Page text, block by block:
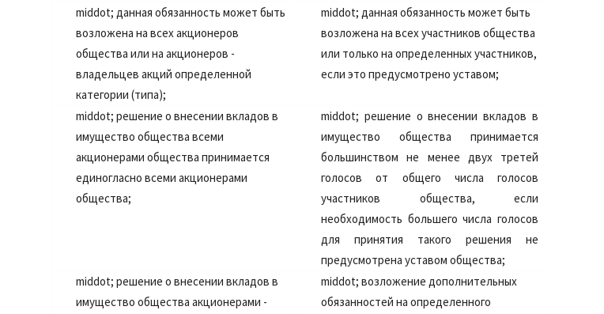
middot;данная обязанность может быть
возложена на всех акционеров
общества или на акционеров -
владельцев акций определенной
категории (типа);
middot;данная обязанность может быть
возложена на всех участников общества
или только на определенных участников,
если это предусмотрено уставом;
middot;решение о внесении вкладов в
имущество общества всеми
акционерами общества принимается
единогласно всеми акционерами
общества;
middot; решение о внесении вкладов в
имущество общества принимается
большинством не менее двух третей
голосов от общего числа голосов
участников общества, если
необходимость большего числа голосов
для принятия такого решения не
предусмотрена уставом общества;
middot;решение о внесении вкладов в
имущество общества акционерами -
middot;возложение дополнительных
обязанностей на определенного